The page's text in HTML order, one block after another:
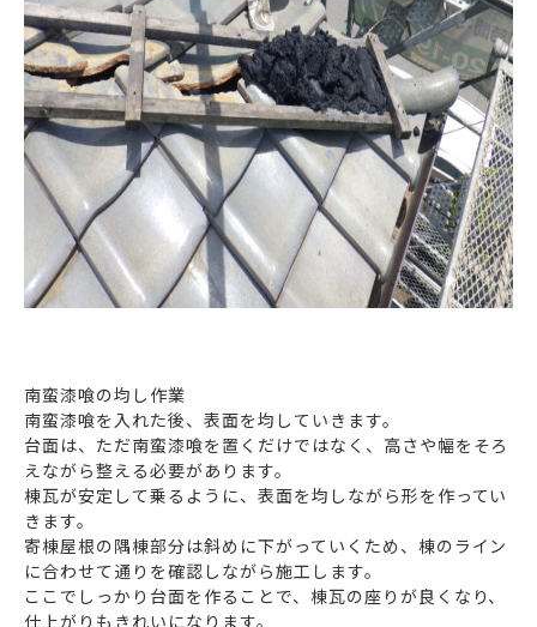
南蛮漆喰の均し作業
南蛮漆喰を入れた後、表面を均していきます。
台面は、ただ南蛮漆喰を置くだけではなく、高さや幅をそろ
えながら整える必要があります。
棟瓦が安定して乗るように、表面を均しながら形を作ってい
きます。
寄棟屋根の隅棟部分は斜めに下がっていくため、棟のライン
に合わせて通りを確認しながら施工します。
ここでしっかり台面を作ることで、棟瓦の座りが良くなり、
仕上がりもきれいになります。